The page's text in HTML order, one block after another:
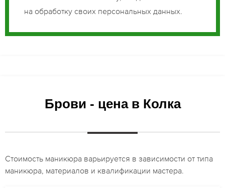
на обработку своих персональных данных.
Брови - цена в Колка
Стоимость маникюра варьируется в зависимости от типа
маникюра, материалов и квалификации мастера.